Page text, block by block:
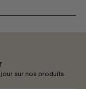
sur nos produits.